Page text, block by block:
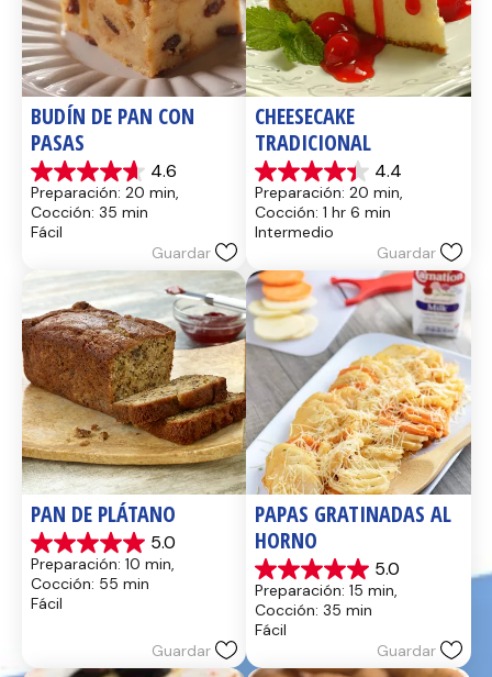
BUDÍN DE PAN CON
PASAS
4.6
4.6
de
5
estrellas.
reseñas
Preparación: 20 min,
Cocción: 35 min
Fácil
Guardar
CHEESECAKE
TRADICIONAL
4.4
4.4
de
5
estrellas.
reseñas
Preparación: 20 min,
Cocción: 1 hr 6 min
Intermedio
Guardar
PAN DE PLÁTANO
5.0
5.0
de
5
estrellas.
Preparación: 10 min,
Cocción: 55 min
Fácil
Guardar
PAPAS GRATINADAS AL
HORNO
5.0
5.0
de
5
estrellas.
Preparación: 15 min,
Cocción: 35 min
Fácil
Guardar